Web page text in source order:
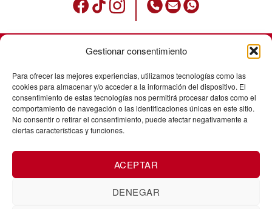
Gestionar consentimiento
Para ofrecer las mejores experiencias, utilizamos tecnologías como las
cookies para almacenar y/o acceder a la información del dispositivo. El
consentimiento de estas tecnologías nos permitirá procesar datos como el
comportamiento de navegación o las identificaciones únicas en este sitio.
No consentir o retirar el consentimiento, puede afectar negativamente a
ciertas características y funciones.
ACEPTAR
DENEGAR
Condiciones de uso
Política de privacidad
Avisos legales
Política de cookies
Cancelación de pedidos
Cambios y devoluciones